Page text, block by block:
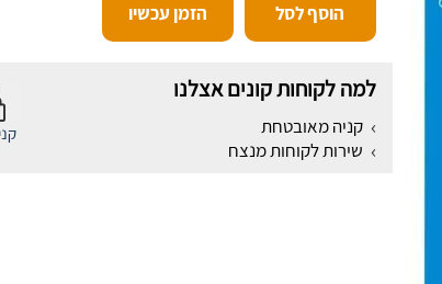
הוסף לסל הזמן עכשיו
למה לקוחות קונים אצלנו
קניה מאובטחת
שירות לקוחות מנצח